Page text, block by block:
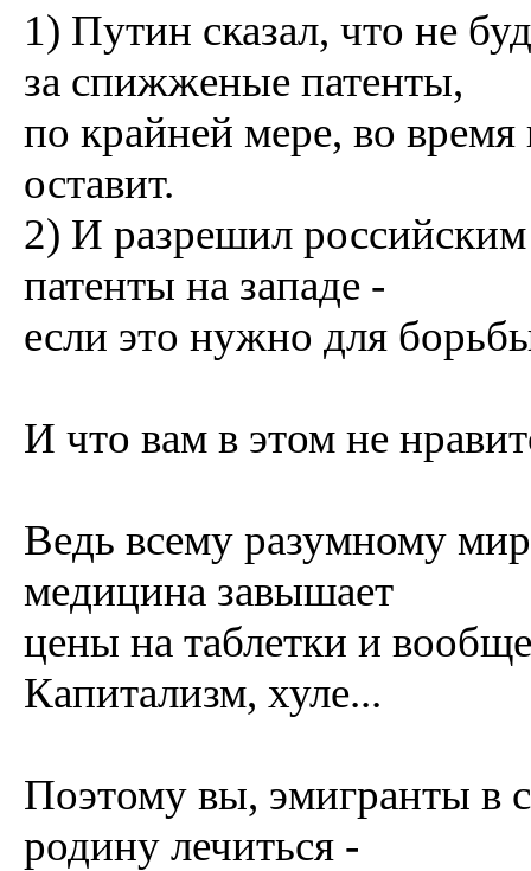
1) Путин сказал, что не
за спижженые патенты,
по крайней мере, во
оставит.
2) И разрешил
патенты на западе -
если это нужно для
И что вам в этом не
Ведь всему разумному
медицина завышает
цены на таблетки и
Капитализм, хуле...
Поэтому вы, эмигранты в
родину лечиться -